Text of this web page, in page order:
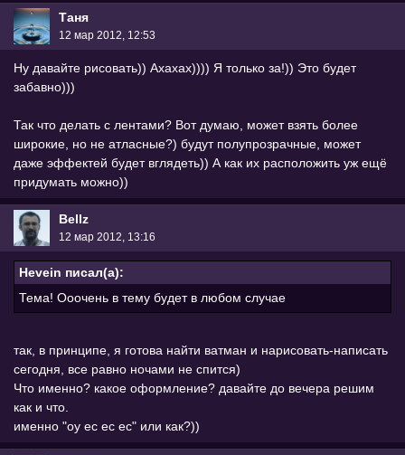
Таня
12 мар 2012, 12:53
Ну давайте рисовать)) Ахахах)))) Я только за!)) Это будет
забавно)))
Так что делать с лентами? Вот думаю, может взять более
широкие, но не атласные?) будут полупрозрачные, может
даже эффектей будет вглядеть)) А как их расположить уж ещё
придумать можно))
Bellz
12 мар 2012, 13:16
Hevein писал(а):
Тема! Ооочень в тему будет в любом случае
так, в принципе, я готова найти ватман и нарисовать-написать
сегодня, все равно ночами не спится)
Что именно? какое оформление? давайте до вечера решим
как и что.
именно "оу ес ес ес" или как?))